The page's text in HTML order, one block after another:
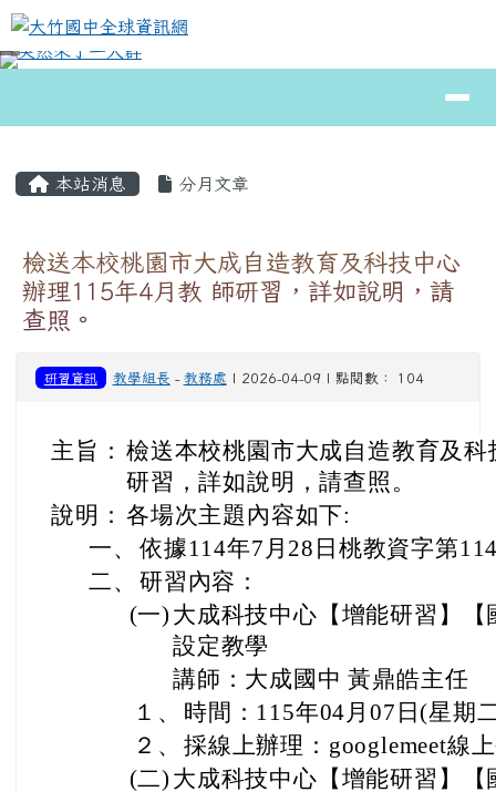
跳至主內容區
大竹國中全球資訊網
⏸
本站消息 分月文章
檢送本校桃園市大成自造教育及科技中心
辦理115年4月教 師研習，詳如說明，請
查照。
研習資訊 教學組長 - 教務處 | 2026-04-09 | 點閱數： 104
主旨： 檢送本校桃園市大成自造教育及
研習，詳如說明，請查照。
說明： 各場次主題內容如下:
一、 依據114年7月28日桃教資字第
二、 研習內容：
(一) 大成科技中心【增能研習】
設定教學
講師：大成國中 黃鼎皓主任
１、
時間：115年04月07日(星期
２、 採線上辦理：googlemeet線
(二) 大成科技中心【增能研習】